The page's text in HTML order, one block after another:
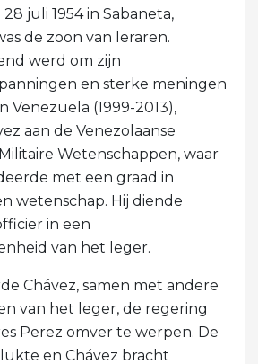
juli 1954 in Sabaneta,
de zoon van leraren.
werd om zijn
en sterke meningen
Venezuela (1999-2013),
aan de Venezolaanse
Wetenschappen, waar
met een graad in
wetenschap. Hij diende
in een
van het leger.
Chávez, samen met andere
van het leger, de regering
Perez omver te werpen. De
en Chávez bracht